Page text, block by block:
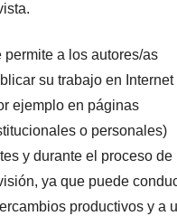
permite a los autores/as
su trabajo en Internet
ejemplo en páginas
o personales)
y durante el proceso de
ya que puede
productivos y a